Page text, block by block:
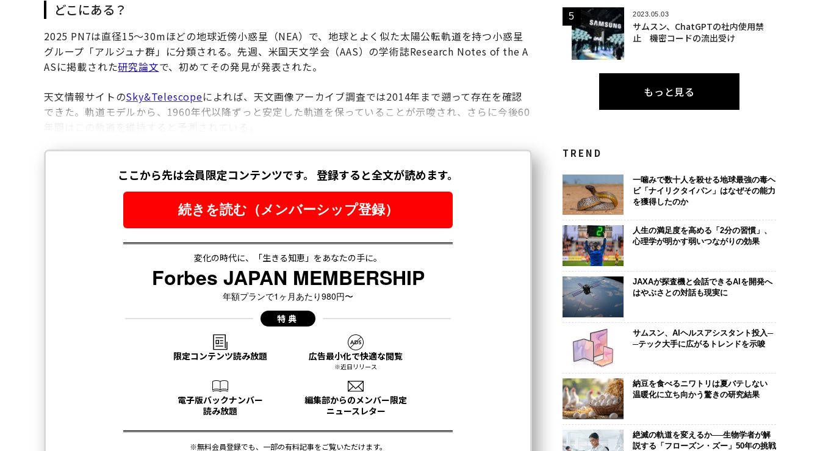
どこにある？
2025 PN7は直径15～30mほどの地球近傍小惑星（NEA）で、地球とよく似た太陽公転軌道を持つ小惑星
グループ「アルジュナ群」に分類される。先週、米国天文学会（AAS）の学術誌Research Notes of the A
ASに掲載された研究論文で、初めてその発見が発表された。
天文情報サイトのSky&Telescopeによれば、天文画像アーカイブ調査では2014年まで遡って存在を確認
できた。軌道モデルから、1960年代以降ずっと安定した軌道を保っていることが示唆され、さらに今後60
2023.05.03
サムスン、ChatGPTの社内使用禁
止 機密コードの流出受け
もっと見る
TREND
一噛みで数十人を殺せる地球最強の毒ヘ
ビ「ナイリクタイパン」はなぜその能力
を獲得したのか
人生の満足度を高める「2分の習慣」、
心理学が明かす弱いつながりの効果
JAXAが探査機と会話できるAIを開発へ
はやぶさとの対話も現実に
サムスン、AIヘルスアシスタント投入─
─テック大手に広がるトレンドを示唆
納豆を食べるニワトリは夏バテしない
温暖化に立ち向かう驚きの研究結果
絶滅の軌道を変えるか──生物学者が解
説する「フローズン・ズー」50年の挑戦